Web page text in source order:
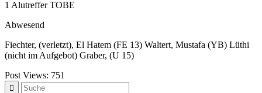
1 Alutreffer TOBE
Abwesend
Fiechter, (verletzt), El Hatem (FE 13) Waltert, Mustafa (YB) Lüthi
(nicht im Aufgebot) Graber, (U 15)
Post Views: 751